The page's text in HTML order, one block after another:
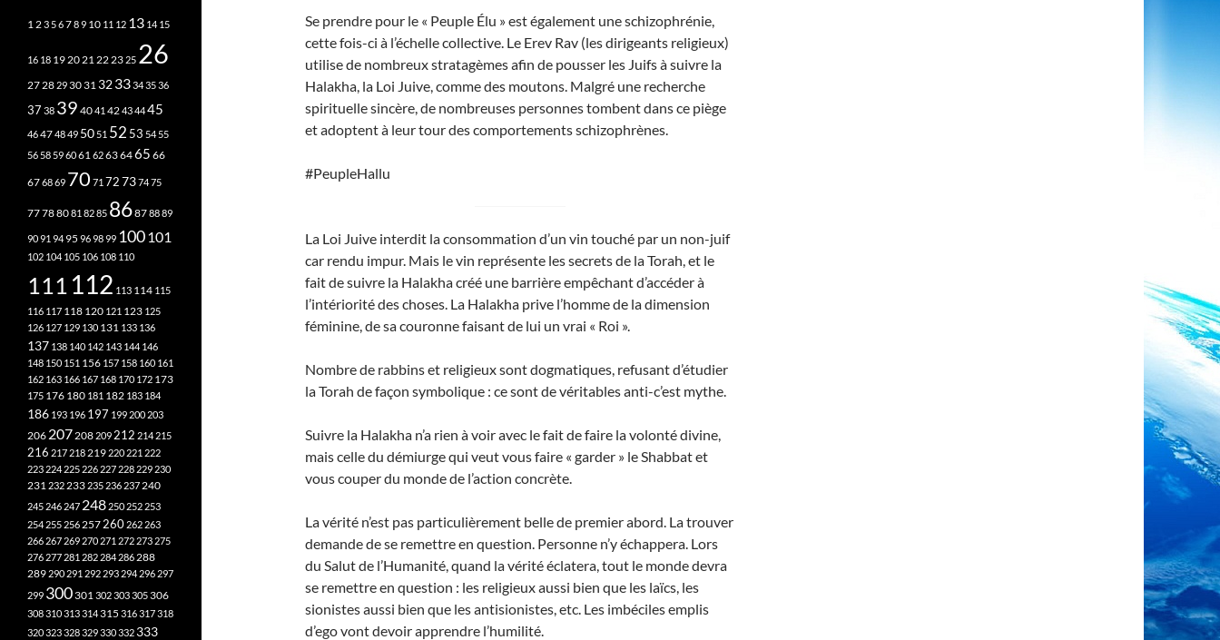
Se prendre pour le « Peuple Élu » est également une schizophrénie,
cette fois-ci à l’échelle collective. Le Erev Rav (les dirigeants religieux)
utilise de nombreux stratagèmes afin de pousser les Juifs à suivre la
Halakha, la Loi Juive, comme des moutons. Malgré une recherche
spirituelle sincère, de nombreuses personnes tombent dans ce piège
et adoptent à leur tour des comportements schizophrènes.
#PeupleHallu
La Loi Juive interdit la consommation d’un vin touché par un non-juif
car rendu impur. Mais le vin représente les secrets de la Torah, et le
fait de suivre la Halakha créé une barrière empêchant d’accéder à
l’intériorité des choses. La Halakha prive l’homme de la dimension
féminine, de sa couronne faisant de lui un vrai « Roi ».
Nombre de rabbins et religieux sont dogmatiques, refusant d’étudier
la Torah de façon symbolique : ce sont de véritables anti-c’est mythe.
Suivre la Halakha n’a rien à voir avec le fait de faire la volonté divine,
mais celle du démiurge qui veut vous faire « garder » le Shabbat et
vous couper du monde de l’action concrète.
La vérité n’est pas particulièrement belle de premier abord. La trouver
demande de se remettre en question. Personne n’y échappera. Lors
du Salut de l’Humanité, quand la vérité éclatera, tout le monde devra
se remettre en question : les religieux aussi bien que les laïcs, les
sionistes aussi bien que les antisionistes, etc. Les imbéciles emplis
d’ego vont devoir apprendre l’humilité.
1 23 56789 10 11 12 13 14 15
16 18 1920212223 25 26
27 28 293031 3233343536
37 38 39 4041 42434445
46474849 50 51 52 53 54 55
56 58 596061 62636465 66
676869 70 71 72737475
77788081 8285 86878889
9091 94 95 969899 100101
102 104 105 106 108 110
111 112 113 114 115
116 117 118 120 121 123 125
126 127 129 130 131 133 136
137 138 140 142 143 144 146
148 150 151 156 157 158 160 161
162 163 166 167 168 170 172 173
175 176 180 181 182 183 184
186 193 196 197 199 200 203
206 207 208 209 212 214 215
216 217 218219 220 221 222
223 224 225 226 227 228 229 230
231 232 233 235 236 237240
245 246 247248 250 252 253
254 255 256257 260 262 263
266 267 269 270 271 272 273 275
276 277 281 282 284 286 288
289 290 291 292 293 294 296 297
299 300301302303305306
308310313314315 316317318
320323328329330332 333